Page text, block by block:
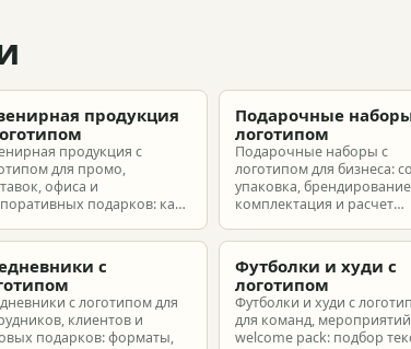
продукция
продукция с
для промо,
офиса и
подарков: как
и избежать лишних
Подарочные
логотипом
Подарочные наборы с
логотипом для бизнеса:
упаковка,
комплектация и расчет
разные бюджеты.
с
с логотипом для
клиентов и
подарков: форматы,
Футболки и худи с
логотипом
Футболки и худи с
для команд,
welcome pack: подбор